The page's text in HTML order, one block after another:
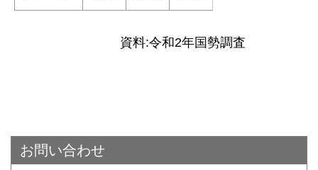
資料:令和2年国勢調査
お問い合わせ